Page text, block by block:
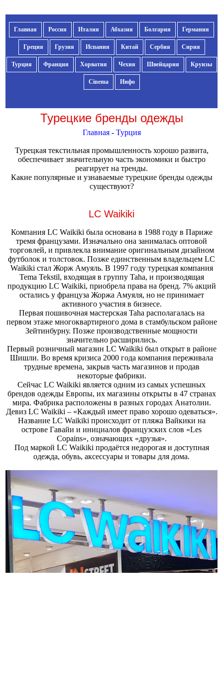
Главная Россия Италия Абхазия Болгария Германия
Греция Грузия Испания Китай Сербия Сирия
Турция Франция Хорватия Чехия Швейцария Круизы
Cinema Инфо
Турецкие бренды одежды
Главная- Турция
Турецкая текстильная промышленность хорошо развита,
обеспечивает значительную часть экономики и быстро
реагирует на тренды.
Какие популярные и узнаваемые турецкие бренды одежды
существуют?
LC Waikiki
Компания LC Waikiki была основана в 1988 году в Париже
тремя французами. Изначально она занималась оптовой
торговлей, и привлекла внимание оригинальным дизайном
футболок и толстовок. Позже единственным владельцем LC
Waikiki стал Жорж Амуяль. В 1997 году турецкая компания
Tema Tekstil, входящая в группу Taha, и производящая
продукцию LC Waikiki, приобрела права на бренд. 7% акций
остались у француза Жоржа Амуяля, но не принимает
активного участия в бизнесе.
Первая пошивочная мастерская Taha располагалась на
первом этаже многоквартирного дома в стамбульском районе
Зейтинбурну. Позже производственные мощности
значительно расширились.
Первый розничный магазин LC Waikiki был открыт в районе
Шишли. Во время кризиса 2000 года компания переживала
трудные времена, закрыв часть магазинов и продав
некоторые фабрики.
Сейчас LC Waikiki является одним из самых успешных
брендов одежды Европы, их магазины открыты в 47 странах
мира. Фабрика расположены в разных городах Анатолии.
Девиз LC Waikiki – «Каждый имеет право хорошо одеваться».
Название LC Waikiki происходит от пляжа Вайкики на
острове Гавайи и инициалов французских слов «Les
Copains», означающих «друзья».
Под маркой LC Waikiki продаётся недорогая и доступная
одежда, обувь, аксессуары и товары для дома.